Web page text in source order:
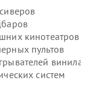
кинотеатров
пультов
винила
систем